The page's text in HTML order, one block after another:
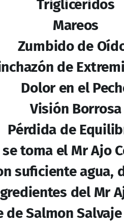
Alcachofa
Té Verde
Avena
Cebolla
Vitamina E
Magnesio
ESTE PRODUCTO NO ES UN
CONSULTE A SU MÉDICO
DURANTE EL
NO SUMINISTRARSE A MENORES
ES RESPONSABILIDAD DE QUIEN